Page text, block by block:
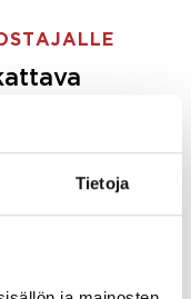
Tietoja
ja etsimme juuri